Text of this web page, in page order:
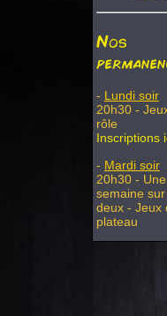
Nos
- Lundi soir
20h30 -
rôle
Inscriptions
- Mardi soir
20h30 - Une
semaine sur
deux - Jeux
plateau